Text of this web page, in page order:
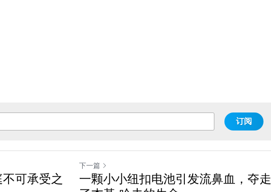
订阅
可承受之
下一篇
一颗小小纽扣电池引发流鼻血，夺走